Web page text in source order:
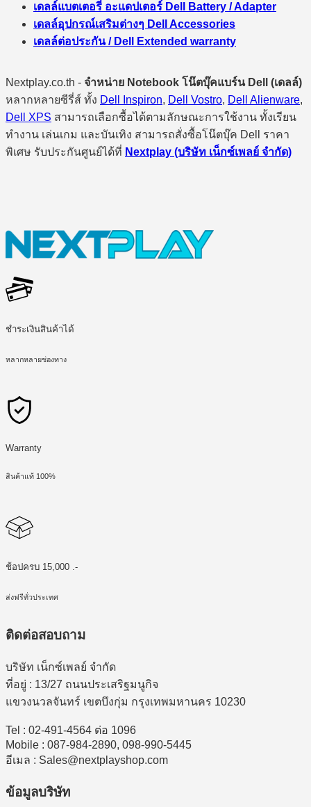
เดลล์แบตเตอรี่ อะแดปเตอร์ Dell Battery / Adapter
เดลล์อุปกรณ์เสริมต่างๆ Dell Accessories
เดลล์ต่อประกัน / Dell Extended warranty
Nextplay.co.th - จำหน่าย Notebook โน๊ตบุ๊คแบร์น Dell (เดลล์)
หลากหลายซีรี่ส์ ทั้ง Dell Inspiron, Dell Vostro, Dell Alienware,
Dell XPS สามารถเลือกซื้อได้ตามลักษณะการใช้งาน ทั้งเรียน
ทำงาน เล่นเกม และบันเทิง สามารถสั่งซื้อโน๊ตบุ๊ค Dell ราคา
พิเศษ รับประกันศูนย์ได้ที่ Nextplay (บริษัท เน็กซ์เพลย์ จำกัด)
ชำระเงินสินค้าได้
หลากหลายช่องทาง
Warranty
สินค้าแท้ 100%
ช้อปครบ 15,000 .-
ส่งฟรีทั่วประเทศ
ติดต่อสอบถาม
บริษัท เน็กซ์เพลย์ จำกัด
ที่อยู่ : 13/27 ถนนประเสริฐมนูกิจ
แขวงนวลจันทร์ เขตบึงกุ่ม กรุงเทพมหานคร 10230
Tel : 02-491-4564 ต่อ 1096
Mobile : 087-984-2890, 098-990-5445
อีเมล : Sales@nextplayshop.com
ข้อมูลบริษัท